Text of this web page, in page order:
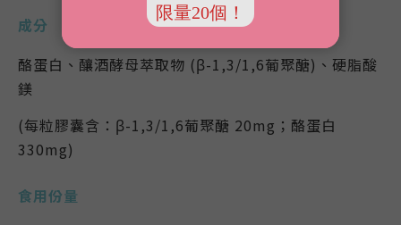
成分
酪蛋白、釀酒酵母萃取物 (β-1,3/1,6葡聚醣)、硬脂酸
鎂
(每粒膠囊含：β-1,3/1,6葡聚醣 20mg；酪蛋白
330mg)
食用份量